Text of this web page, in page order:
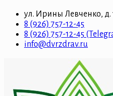
ул. Ирины Левченко, д.
8 (926) 757-12-45
8 (926) 757-12-45
info@dvrzdrav.ru